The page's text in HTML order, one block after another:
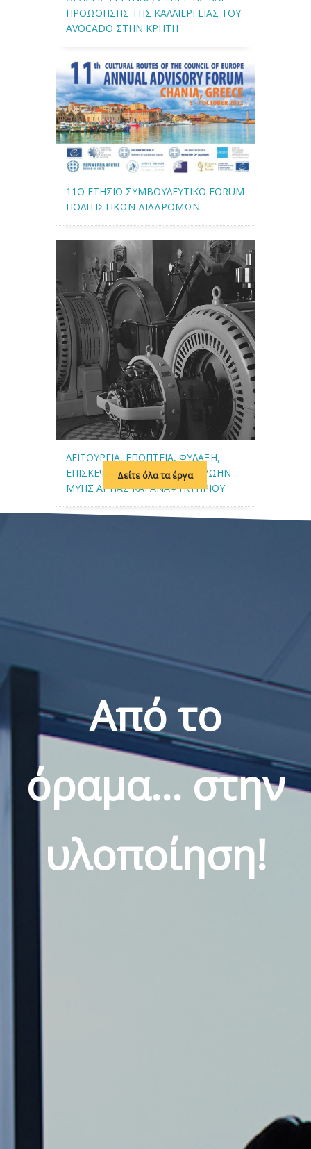
ΠΡΟΩΘΗΣΗΣ ΤΗΣ ΚΑΛΛΙΕΡΓΕΙΑΣ ΤΟΥ
AVOCADO ΣΤΗΝ ΚΡΗΤΗ
11Ο ΕΤΉΣΙΟ ΣΥΜΒΟΥΛΕΥΤΙΚΌ FORUM
ΠΟΛΙΤΙΣΤΙΚΏΝ ΔΙΑΔΡΟΜΏΝ
ΛΕΙΤΟΥΡΓΙΑ, ΕΠΟΠΤΕΙΑ, ΦΥΛΑΞΗ,
ΕΠΙΣΚΕΨΙΜΟΤΗΤΑ ΚΤΙΡΙΟΥ ΠΡΩΗΝ
ΜΥΗΣ ΑΓΥΙΑΣ ΚΑΙ ΑΝΑΨΥΚΤΗΡΙΟΥ
Δείτε όλα τα έργα
Από το
όραμα... στην
υλοποίηση!